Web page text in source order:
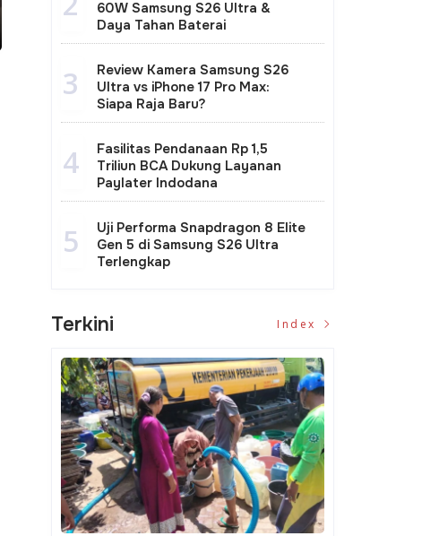
60W Samsung S26 Ultra &
Daya Tahan Baterai
3
Review Kamera Samsung S26
Ultra vs iPhone 17 Pro Max:
Siapa Raja Baru?
4
Fasilitas Pendanaan Rp 1,5
Triliun BCA Dukung Layanan
Paylater Indodana
5
Uji Performa Snapdragon 8 Elite
Gen 5 di Samsung S26 Ultra
Terlengkap
Terkini Index